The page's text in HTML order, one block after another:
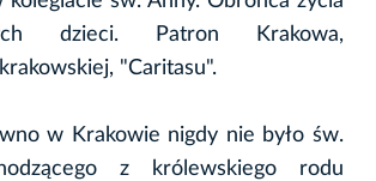
dzieci. Patron Krakowa,
"Caritasu".
w Krakowie nigdy nie było św.
z królewskiego rodu